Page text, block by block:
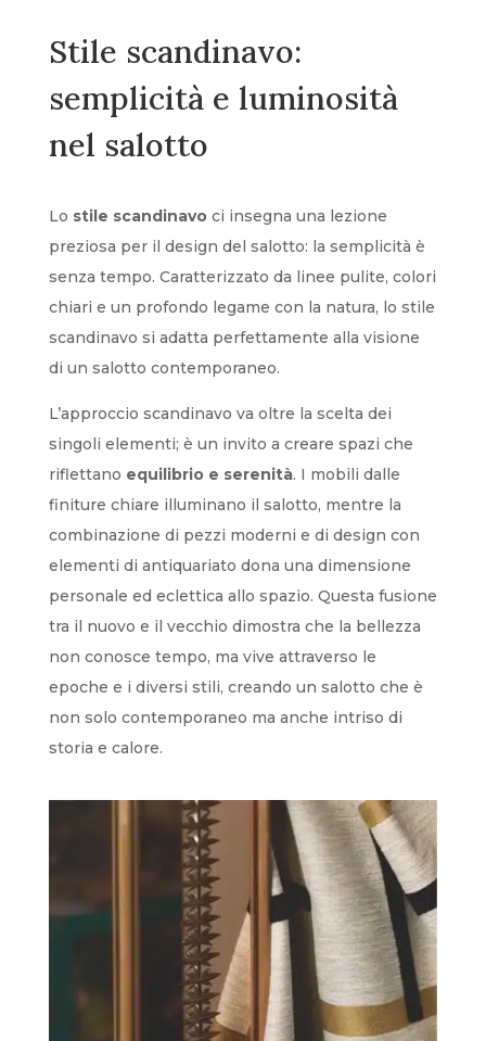
Stile scandinavo:
semplicità e luminosità
nel salotto
Lo stile scandinavoci insegna una lezione
preziosa per il design del salotto: la semplicità è
senza tempo. Caratterizzato da linee pulite, colori
chiari e un profondo legame con la natura, lo stile
scandinavo si adatta perfettamente alla visione
di un salotto contemporaneo.
L’approccio scandinavo va oltre la scelta dei
singoli elementi; è un invito a creare spazi che
riflettano equilibrio e serenità. I mobili dalle
finiture chiare illuminano il salotto, mentre la
combinazione di pezzi moderni e di design con
elementi di antiquariato dona una dimensione
personale ed eclettica allo spazio. Questa fusione
tra il nuovo e il vecchio dimostra che la bellezza
non conosce tempo, ma vive attraverso le
epoche e i diversi stili, creando un salotto che è
non solo contemporaneo ma anche intriso di
storia e calore.